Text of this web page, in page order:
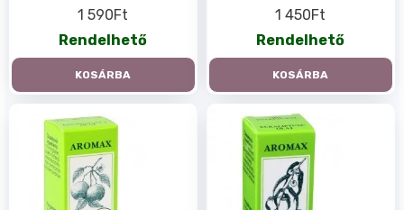
1 590Ft
Rendelhető
KOSÁRBA
1 450Ft
Rendelhető
KOSÁRBA